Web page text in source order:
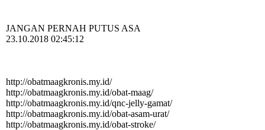
JANGAN PERNAH PUTUS ASA
23.10.2018 02:45:12
http:­//­obatmaagkronis.­my.­id/­
http:­//­obatmaagkronis.­my.­id/­obat-­maag/­
http:­//­obatmaagkronis.­my.­id/­qnc-­jelly-­gamat/­
http:­//­obatmaagkronis.­my.­id/­obat-­asam-­urat/­
http:­//­obatmaagkronis.­my.­id/­obat-­stroke/­